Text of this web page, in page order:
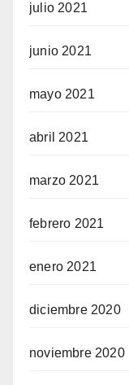
julio 2021
junio 2021
mayo 2021
abril 2021
marzo 2021
febrero 2021
enero 2021
diciembre 2020
noviembre 2020